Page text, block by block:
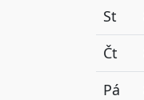
St
Čt
Pá